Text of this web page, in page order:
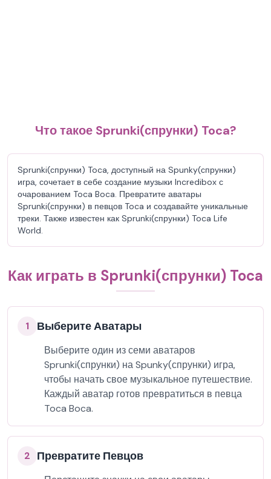
Что такое Sprunki(спрунки) Toca?
Sprunki(спрунки) Toca, доступный на Spunky(спрунки)
игра, сочетает в себе создание музыки Incredibox с
очарованием Toca Boca. Превратите аватары
Sprunki(спрунки) в певцов Toca и создавайте уникальные
треки. Также известен как Sprunki(спрунки) Toca Life
World.
Как играть в Sprunki(спрунки) Toca
1 Выберите Аватары
Выберите один из семи аватаров
Sprunki(спрунки) на Spunky(спрунки) игра,
чтобы начать свое музыкальное путешествие.
Каждый аватар готов превратиться в певца
Toca Boca.
2 Превратите Певцов